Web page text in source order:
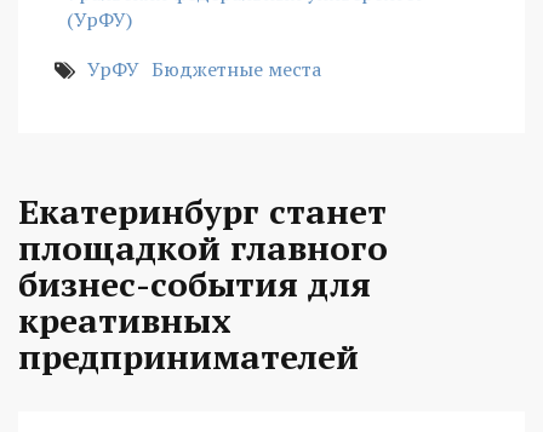
(УрФУ)
УрФУ Бюджетные места
Екатеринбург станет
площадкой главного
бизнес-события для
креативных
предпринимателей